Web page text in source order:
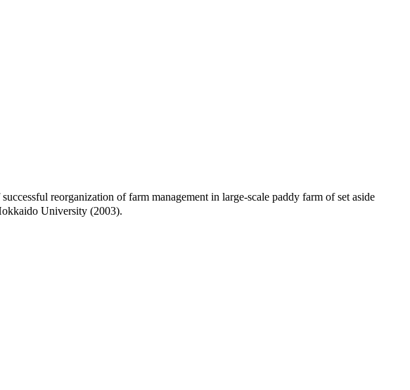
reorganization of farm management in large-scale paddy farm of set aside
University (2003).